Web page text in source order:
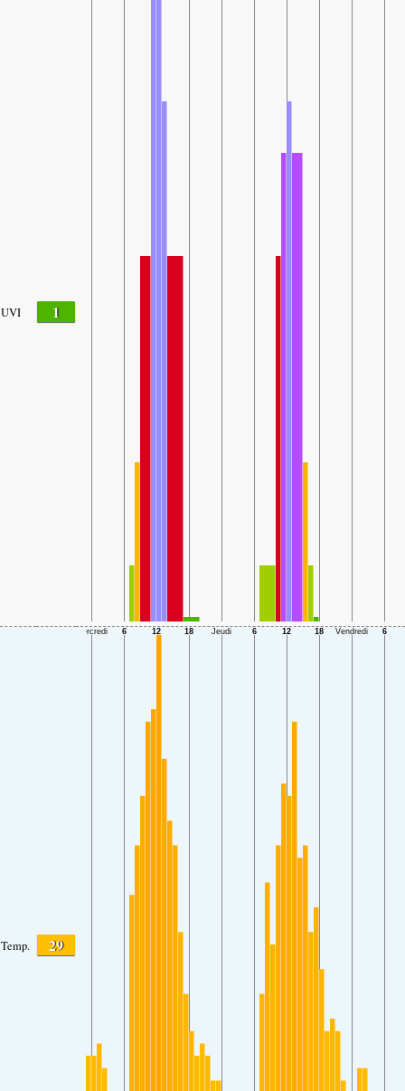
UVI 1
Temp. 29